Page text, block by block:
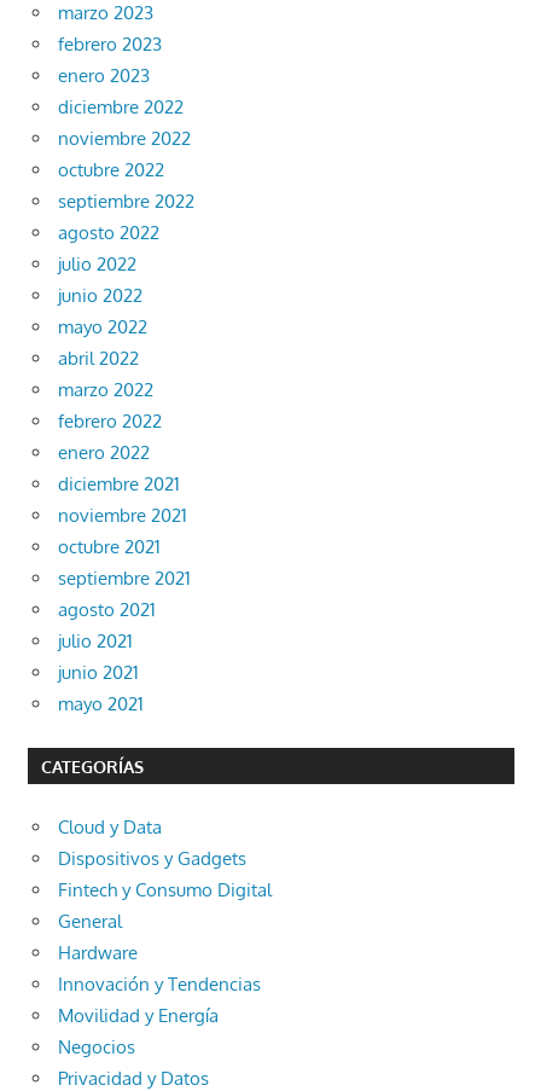
marzo 2023
febrero 2023
enero 2023
diciembre 2022
noviembre 2022
octubre 2022
septiembre 2022
agosto 2022
julio 2022
junio 2022
mayo 2022
abril 2022
marzo 2022
febrero 2022
enero 2022
diciembre 2021
noviembre 2021
octubre 2021
septiembre 2021
agosto 2021
julio 2021
junio 2021
mayo 2021
CATEGORÍAS
Cloud y Data
Dispositivos y Gadgets
Fintech y Consumo Digital
General
Hardware
Innovación y Tendencias
Movilidad y Energía
Negocios
Privacidad y Datos